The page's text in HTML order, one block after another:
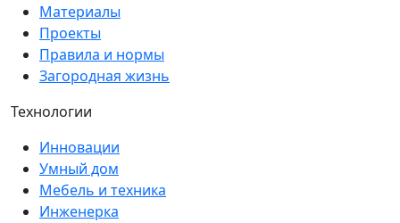
Материалы
Проекты
Правила и нормы
Загородная жизнь
Технологии
Инновации
Умный дом
Мебель и техника
Инженерка